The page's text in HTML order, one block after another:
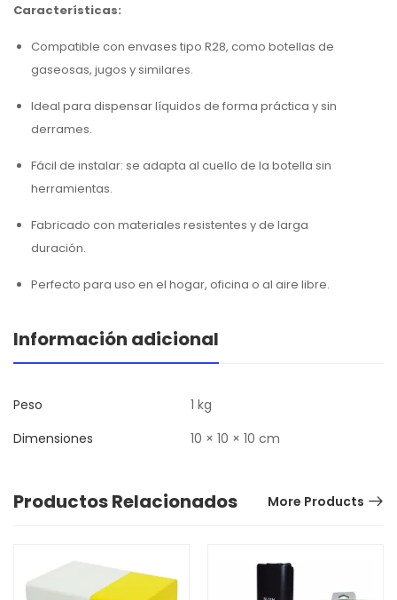
Características:
Compatible con envases tipo R28, como botellas de
gaseosas, jugos y similares.
Ideal para dispensar líquidos de forma práctica y sin
derrames.
Fácil de instalar: se adapta al cuello de la botella sin
herramientas.
Fabricado con materiales resistentes y de larga
duración.
Perfecto para uso en el hogar, oficina o al aire libre.
Información adicional
Peso
1 kg
Dimensiones
10 × 10 × 10 cm
Productos Relacionados More Products